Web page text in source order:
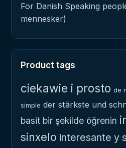
For Danish Speaking
mennesker)
Product tags
ciekawie i prosto de
simple der stärkste und
basit bir şekilde öğrenin
sinxelo interesante y